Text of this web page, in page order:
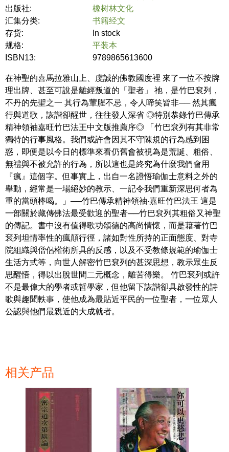
出版社:
橡树林文化
汇集分类:
书籍经文
存货:
In stock
规格:
平装本
ISBN13:
9789865613600
在神聖的喜馬拉雅山上、虔誠的佛教國度裡 來了一位不按牌
理出牌、甚至可說是離經叛道的「聖者」 祂，是竹巴袞列，
不丹的先聖之一 其行為葷腥不忌，令人啼笑皆非── 然其瘋
行與道歌，詼諧卻醒世，往往發人深省 ◎特別恭錄竹巴傳承
精神領袖嘉旺竹巴法王中文版推薦序◎ 「竹巴袞列有其非常
獨特的行事風格。我們或許會因其不守陳規的行為感到困
惑，即便是以今日的標準來看仍舊會被視為是荒誕、粗俗、
無禮與不被允許的行為，所以這也是終究為什麼我們會用
『瘋』這個字。但事實上，出自一名證悟瑜伽士意料之外的
舉動，經常是一場絕妙的教示、一記令我們重新深思何者為
重的當頭棒喝。」──竹巴傳承精神領袖‧嘉旺竹巴法王 這是
一部關於藏傳佛法最受歡迎的聖者──竹巴袞列其粗俗又神聖
的傳記。書中沒有值得歌功頌德的高尚情懷，而是藉著竹巴
袞列坦情率性的瘋顛行徑，諸如對性所持的正面態度、對寺
院組織與僧侶權術所具的反感，以及不受教條規範的瑜伽士
生活方式等，向世人解密竹巴袞列的甚深思想，教示眾生反
思醒悟，得以出脫世間二元概念，離苦得樂。 竹巴袞列或許
不是最偉大的學者或哲學家，但他留下詼諧卻具啟發性的詩
歌與趣聞軼事，使他成為最貼近平民的一位聖者，一位眾人
公認與他們最親近的大成就者。
相关产品